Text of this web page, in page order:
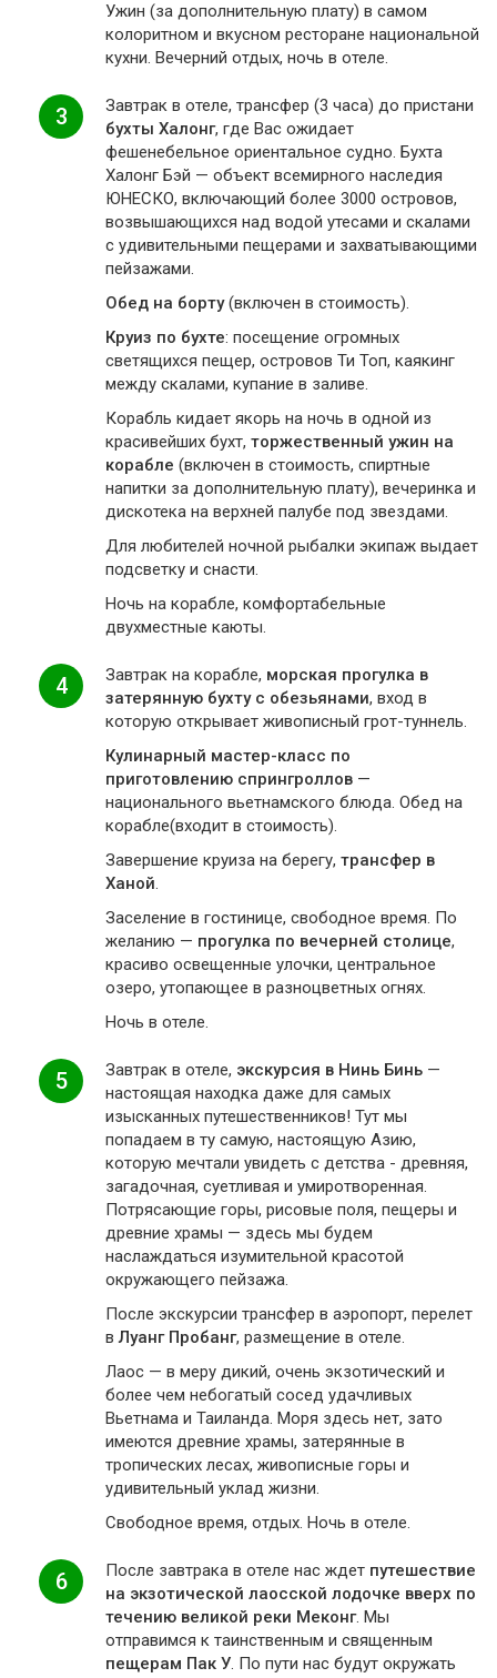
Ужин (за дополнительную плату) в самом
колоритном и вкусном ресторане национальной
кухни. Вечерний отдых, ночь в отеле.
3
Завтрак в отеле, трансфер (3 часа) до пристани
бухты Халонг, где Вас ожидает
фешенебельное ориентальное судно. Бухта
Халонг Бэй — объект всемирного наследия
ЮНЕСКО, включающий более 3000 островов,
возвышающихся над водой утесами и скалами
с удивительными пещерами и захватывающими
пейзажами.
Обед на борту(включен в стоимость).
Круиз по бухте: посещение огромных
светящихся пещер, островов Ти Топ, каякинг
между скалами, купание в заливе.
Корабль кидает якорь на ночь в одной из
красивейших бухт, торжественный ужин на
корабле (включен в стоимость, спиртные
напитки за дополнительную плату), вечеринка и
дискотека на верхней палубе под звездами.
Для любителей ночной рыбалки экипаж выдает
подсветку и снасти.
Ночь на корабле, комфортабельные
двухместные каюты.
4 Завтрак на корабле, морская прогулка в
затерянную бухту с обезьянами, вход в
которую открывает живописный грот-туннель.
Кулинарный мастер-класс по
приготовлению спрингроллов —
национального вьетнамского блюда. Обед на
корабле(входит в стоимость).
Завершение круиза на берегу, трансфер в
Ханой.
Заселение в гостинице, свободное время. По
желанию — прогулка по вечерней столице,
красиво освещенные улочки, центральное
озеро, утопающее в разноцветных огнях.
Ночь в отеле.
5 Завтрак в отеле, экскурсия в Нинь Бинь —
настоящая находка даже для самых
изысканных путешественников! Тут мы
попадаем в ту самую, настоящую Азию,
которую мечтали увидеть с детства - древняя,
загадочная, суетливая и умиротворенная.
Потрясающие горы, рисовые поля, пещеры и
древние храмы — здесь мы будем
наслаждаться изумительной красотой
окружающего пейзажа.
После экскурсии трансфер в аэропорт, перелет
вЛуанг Пробанг, размещение в отеле.
Лаос — в меру дикий, очень экзотический и
более чем небогатый сосед удачливых
Вьетнама и Таиланда. Моря здесь нет, зато
имеются древние храмы, затерянные в
тропических лесах, живописные горы и
удивительный уклад жизни.
Свободное время, отдых. Ночь в отеле.
6 После завтрака в отеле нас ждет путешествие
на экзотической лаосской лодочке вверх по
течению великой реки Меконг. Мы
отправимся к таинственным и священным
пещерам Пак У. По пути нас будут окружать